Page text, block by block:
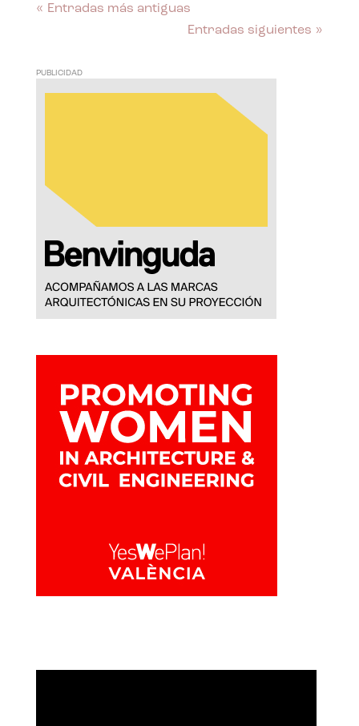
« Entradas más antiguas
Entradas siguientes »
PUBLICIDAD